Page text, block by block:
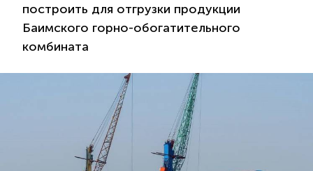
построить для отгрузки продукции
Баимского горно-обогатительного
комбината